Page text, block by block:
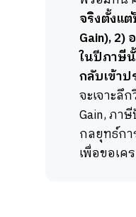
จริงตั้งแต่
Gain), 2)
ในปีภาษีนั้
กลับเข้าป
จะเจาะลึ
Gain, ภา
กลยุทธ์กา
เพื่อขอเ